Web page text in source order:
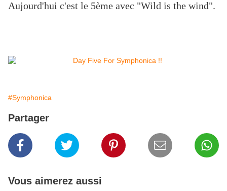
Aujourd'hui c'est le 5ème avec "Wild is the wind".
#Symphonica
Partager
Vous aimerez aussi